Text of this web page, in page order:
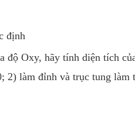
định
độ Oxy, hãy tính diện tích
2) làm đỉnh và trục tung làm